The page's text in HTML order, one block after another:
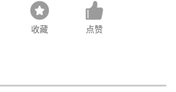
收藏 点赞